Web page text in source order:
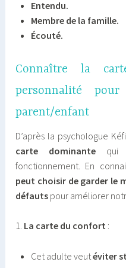
Entendu.
Membre de la famille.
Écouté.
Connaître la
personnalité
parent/enfant
D’après la psychologue
carte dominantequi
fonctionnement. En
peut choisir de garder le
défauts pour améliorer
1. La carte du confort :
Cet adulte veutéviter